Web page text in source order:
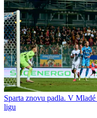
Sparta znovu padla. V
ligu